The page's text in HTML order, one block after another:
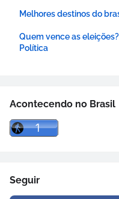
Melhores destinos do
Quem vence as
Política
Acontecendo no Brasil
Seguir